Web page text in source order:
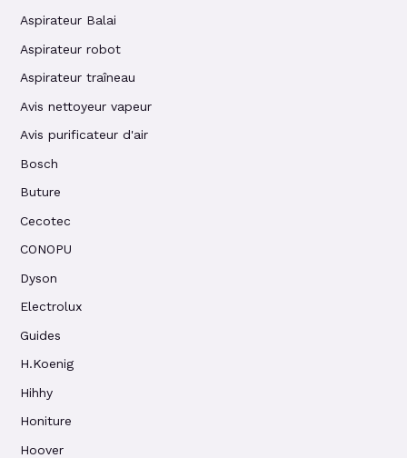
Aspirateur Balai
Aspirateur robot
Aspirateur traîneau
Avis nettoyeur vapeur
Avis purificateur d'air
Bosch
Buture
Cecotec
CONOPU
Dyson
Electrolux
Guides
H.Koenig
Hihhy
Honiture
Hoover